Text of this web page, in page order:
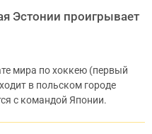
Эстонии проигрывает
мира по хоккею (первый
в польском городе
с командой Японии.